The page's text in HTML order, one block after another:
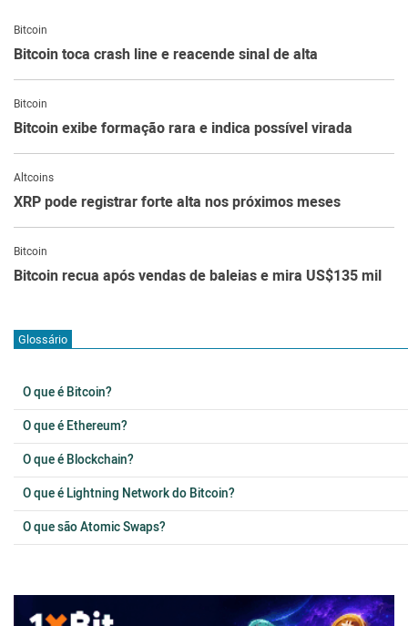
Bitcoin
Bitcoin toca crash line e reacende sinal de alta
Bitcoin
Bitcoin exibe formação rara e indica possível virada
Altcoins
XRP pode registrar forte alta nos próximos meses
Bitcoin
Bitcoin recua após vendas de baleias e mira US$135 mil
Glossário
O que é Bitcoin?
O que é Ethereum?
O que é Blockchain?
O que é Lightning Network do Bitcoin?
O que são Atomic Swaps?